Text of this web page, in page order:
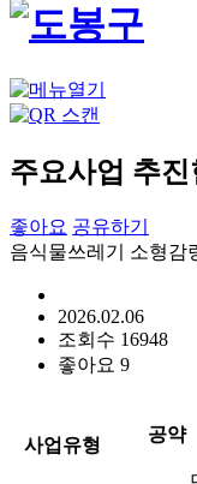
주요사업 추진
좋아요 공유하기
음식물쓰레기 소형감
2026.02.06
조회수 16948
좋아요 9
사업유형
공약